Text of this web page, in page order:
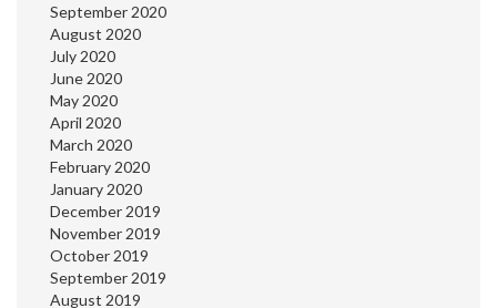
September 2020
August 2020
July 2020
June 2020
May 2020
April 2020
March 2020
February 2020
January 2020
December 2019
November 2019
October 2019
September 2019
August 2019